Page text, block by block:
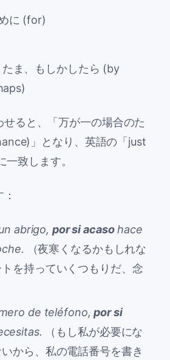
に (for)
ま、もしかしたら (by
せると、「万が一の場合のた
」となり、英語の「just
致します。
abrigo, por si acasohace
（夜寒くなるかもしれな
を持っていくつもりだ、念
de teléfono,por si
（もし私が必要にな
から、私の電話番号を書き